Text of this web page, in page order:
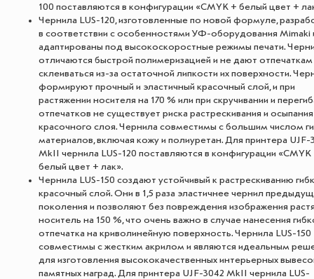
100 поставляются в конфигурации «CMYK + белый цвет +
Чернила LUS-120, изготовленные по новой формуле,
в соответствии с особенностями УФ-оборудования Mimaki
адаптированы под высокоскоростные режимы печати.
отличаются быстрой полимеризацией и не дают отпечаткам
склеиваться из-за остаточной липкости их поверхности.
формируют прочный и эластичный красочный слой, и при
растяжении носителя на 170 % или при скручивании и
отпечатков не существует риска растрескивания и осыпания
красочного слоя. Чернила совместимы с большим числом
материалов, включая кожу и полиуретан. Для принтера UJF-
MkII чернила LUS-120 поставляются в конфигурации «CMYK
белый цвет + лак».
Чернила LUS-150 создают устойчивый к растрескиванию
красочный слой. Они в 1,5 раза эластичнее чернил
поколения и позволяют без повреждения изображения
носитель на 150 %, что очень важно в случае нанесения
отпечатка на криволинейную поверхность. Чернила LUS-150
совместимы с жестким акрилом и являются идеальным
для изготовления высококачественных интерьерных
памятных наград. Для принтера UJF-3042 MkII чернила LUS-